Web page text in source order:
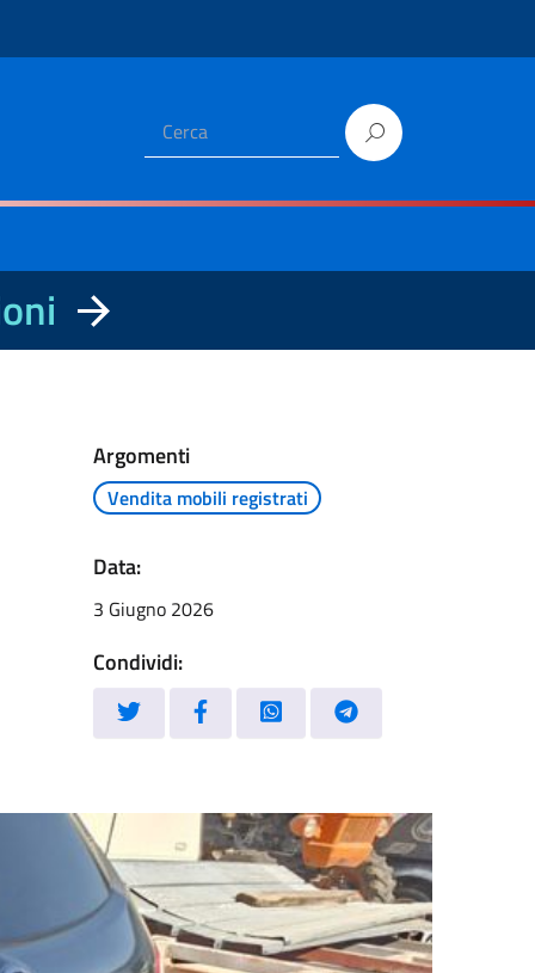
Argomenti
Vendita mobili registrati
Data:
3 Giugno 2026
Condividi: